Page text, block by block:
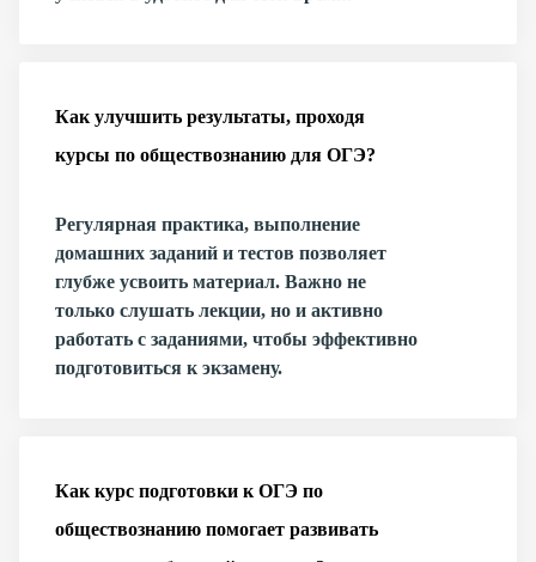
Как улучшить результаты, проходя
курсы по обществознанию для ОГЭ?
Регулярная практика, выполнение
домашних заданий и тестов позволяет
глубже усвоить материал. Важно не
только слушать лекции, но и активно
работать с заданиями, чтобы эффективно
подготовиться к экзамену.
Как курс подготовки к ОГЭ по
обществознанию помогает развивать